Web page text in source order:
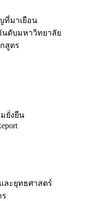
มาเยือน
นดับมหาวิทยาลัย
สูตร
ยั่งยืน
ละยุทธศาสตร์
ร